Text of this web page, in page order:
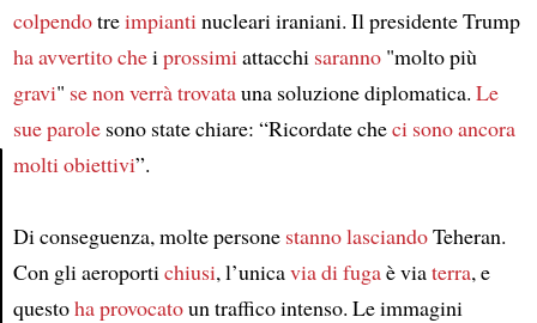
colpendotreimpiantinucleari iraniani. Il presidente Trump
ha avvertito cheiprossimiattacchi saranno"molto più
gravi" se non verrà trovatauna soluzione diplomatica. Le
sue parolesono state chiare: “Ricordate checi sono ancora
molti obiettivi”.
Di conseguenza, molte persone stanno lasciandoTeheran.
Con gli aeroportichiusi, l’unicavia di fugaè viaterra, e
questoha provocatoun traffico intenso. Le immagini